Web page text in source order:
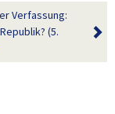
Verfassung:
(5.